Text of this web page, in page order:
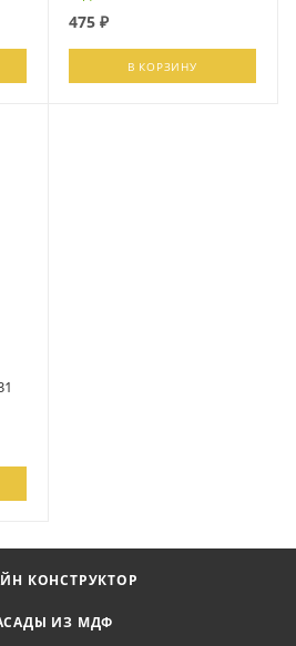
475₽
В КОРЗИНУ
КОНСТРУКТОР
ИЗ МДФ